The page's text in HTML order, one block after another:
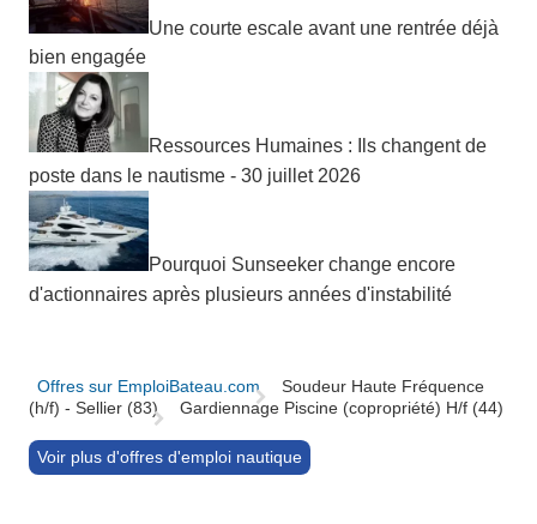
Une courte escale avant une rentrée déjà
bien engagée
Ressources Humaines : Ils changent de
poste dans le nautisme - 30 juillet 2026
Pourquoi Sunseeker change encore
d'actionnaires après plusieurs années d'instabilité
Offres sur EmploiBateau.com
Soudeur Haute Fréquence
(h/f) - Sellier (83)
Gardiennage Piscine (copropriété) H/f (44)
Voir plus d'offres d'emploi nautique